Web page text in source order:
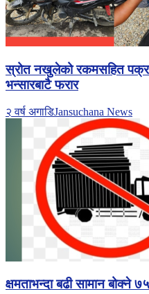
स्रोत नखुलेको रकमसहित
भन्सारबाटै फरार
२ वर्ष अगाडिJansuchana News
क्षमताभन्दा बढी सामान बोक्ने